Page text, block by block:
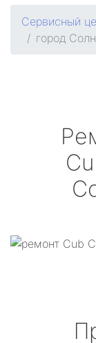
Сервисный
город